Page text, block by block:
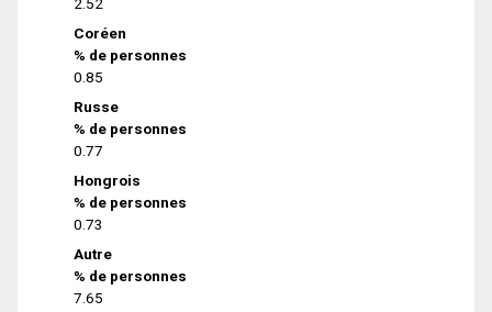
2.52
Coréen
% de personnes
0.85
Russe
% de personnes
0.77
Hongrois
% de personnes
0.73
Autre
% de personnes
7.65